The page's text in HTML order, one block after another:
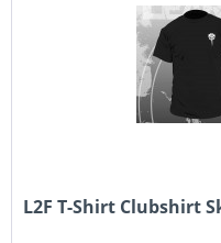
L2F T-Shirt Clubshirt